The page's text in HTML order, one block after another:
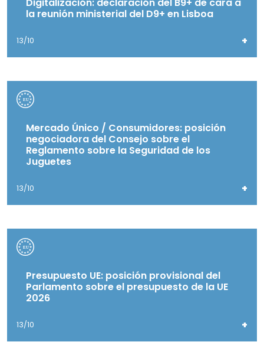
la reunión ministerial del D9+ en Lisboa
13/10 +
Mercado Único / Consumidores: posición
negociadora del Consejo sobre el
Reglamento sobre la Seguridad de los
Juguetes
13/10 +
Presupuesto UE: posición provisional del
Parlamento sobre el presupuesto de la UE
2026
13/10 +